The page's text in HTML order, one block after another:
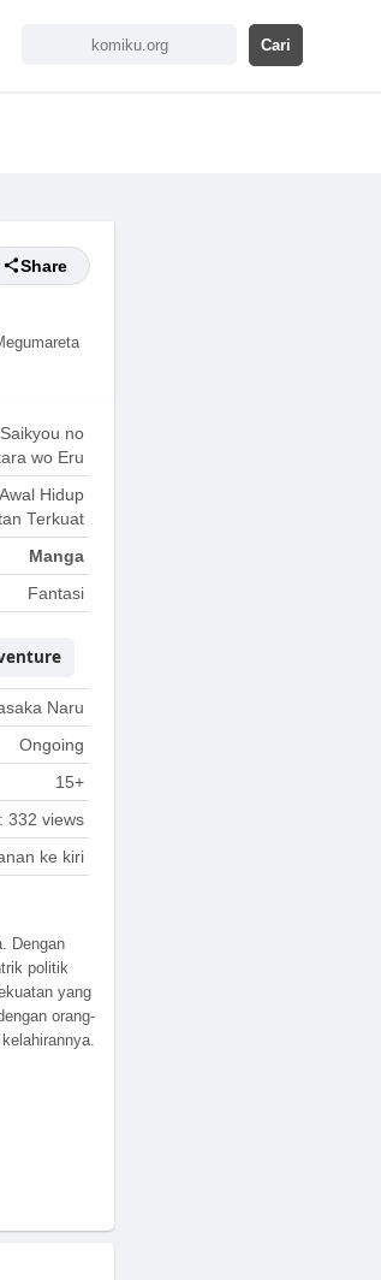
Share
no
wo Eru
Hidup
Terkuat
Manga
Fantasi
Naru
Ongoing
15+
332 views
ke kiri
Dengan
politik
yang
orang-